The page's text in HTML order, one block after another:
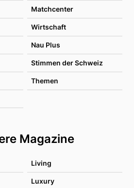
Matchcenter
Wirtschaft
Nau Plus
Stimmen der Schweiz
Themen
Magazine
Living
Luxury